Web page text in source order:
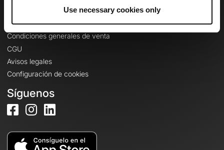
Use necessary cookies only
Información legal
Política de confidencialidad
Condiciones generales de venta
CGU
Avisos legales
Configuración de cookies
Síguenos